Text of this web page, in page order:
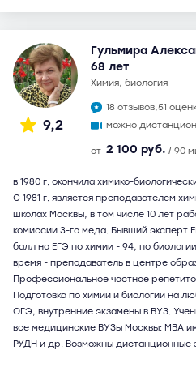
9,2
Гульмира
68 лет
химия, биология
18 отзывов,51
можно
от 2 100 руб. / 90
в 1980 г. окончила химико-
С 1981 г. является преподавателем
школах Москвы, в том числе 10 лет
комиссии 3-го меда. Бывший эксперт
балл на ЕГЭ по химии - 94, по
время - преподаватель в центре
Профессиональное частное
Подготовка по химии и биологии на
ОГЭ, внутренние экзамены в ВУЗ.
все медицинские ВУЗы Москвы: МВА
РУДН и др. Возможны дистанционные